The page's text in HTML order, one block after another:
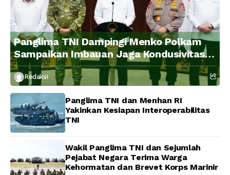
Panglima TNI Dampingi Menko Polkam
Sampaikan Imbauan Jaga Kondusivitas
Bangsa
Redaksi
Panglima TNI dan Menhan RI
Yakinkan Kesiapan Interoperabilitas
TNI
Wakil Panglima TNI dan Sejumlah
Pejabat Negara Terima Warga
Kehormatan dan Brevet Korps Marinir